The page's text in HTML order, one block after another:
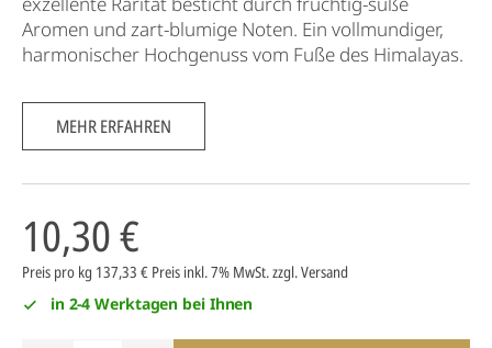
Aromen und zart-blumige Noten. Ein vollmundiger,
harmonischer Hochgenuss vom Fuße des Himalayas.
MEHR ERFAHREN
10,30 €
Preis pro kg 137,33 € Preis inkl. 7% MwSt.zzgl. Versand
in 2-4 Werktagen bei Ihnen